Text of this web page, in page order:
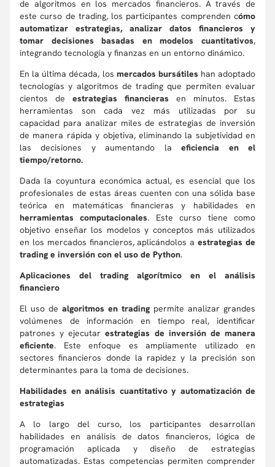
de algoritmos en los mercados financieros. A través de
este curso de trading, los participantes comprenden cómo
automatizar estrategias, analizar datos financieros y
tomar decisiones basadas en modelos cuantitativos,
integrando tecnología y finanzas en un entorno dinámico.
En la última década, los mercados bursátiles han adoptado
tecnologías y algoritmos de trading que permiten evaluar
cientos de estrategias financieras en minutos. Estas
herramientas son cada vez más utilizadas por su
capacidad para analizar miles de estrategias de inversión
de manera rápida y objetiva, eliminando la subjetividad en
las decisiones y aumentando laeficiencia en el
tiempo/retorno.
Dada la coyuntura económica actual, es esencial que los
profesionales de estas áreas cuenten con una sólida base
teórica en matemáticas financieras y habilidades en
herramientas computacionales. Este curso tiene como
objetivo enseñar los modelos y conceptos más utilizados
en los mercados financieros, aplicándolos aestrategias de
trading e inversión con el uso de Python.
Aplicaciones del trading algorítmico en el análisis
financiero
El uso de algoritmos en trading permite analizar grandes
volúmenes de información en tiempo real, identificar
patrones y ejecutarestrategias de inversión de manera
eficiente. Este enfoque es ampliamente utilizado en
sectores financieros donde la rapidez y la precisión son
determinantes para la toma de decisiones.
Habilidades en análisis cuantitativo y automatización de
estrategias
A lo largo del curso, los participantes desarrollan
habilidades en análisis de datos financieros, lógica de
programación aplicada y diseño de estrategias
automatizadas. Estas competencias permiten comprender